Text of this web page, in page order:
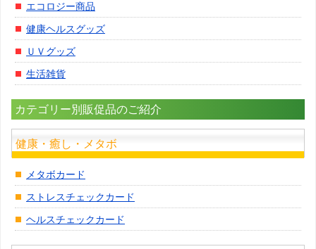
エコロジー商品
健康ヘルスグッズ
ＵＶグッズ
生活雑貨
カテゴリー別販促品のご紹介
健康・癒し・メタボ
メタボカード
ストレスチェックカード
ヘルスチェックカード